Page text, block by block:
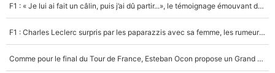
F1 : « Je lui ai fait un câlin, puis j’ai dû partir...», le témoignage émouvant de Max Verstappen sur sa fille
F1 : Charles Leclerc surpris par les paparazzis avec sa femme, les rumeurs étaient vraies !
Comme pour le final du Tour de France, Esteban Ocon propose un Grand Prix de Formule 1 à Paris : «Autour de l’Arc de Triomphe, ce serait génial» !